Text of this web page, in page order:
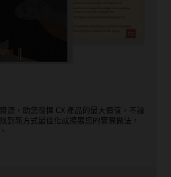
源，助您發揮 CX 產品的最大價值。不論
到新方式最佳化或擴展您的實際做法，